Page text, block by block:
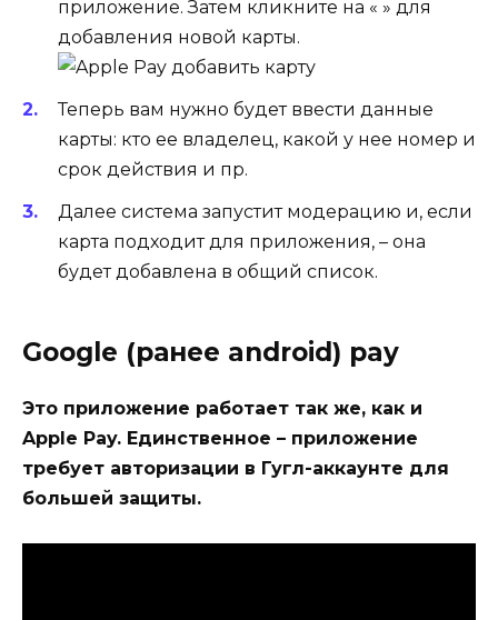
приложение. Затем кликните на « » для
добавления новой карты.
Теперь вам нужно будет ввести данные
карты: кто ее владелец, какой у нее номер и
срок действия и пр.
Далее система запустит модерацию и, если
карта подходит для приложения, – она
будет добавлена в общий список.
Google (ранее android) pay
Это приложение работает так же, как и
Apple Pay. Единственное – приложение
требует авторизации в Гугл-аккаунте для
большей защиты.